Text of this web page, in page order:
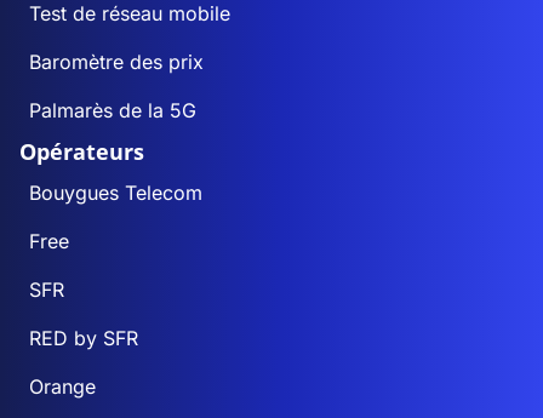
Test de réseau mobile
Baromètre des prix
Palmarès de la 5G
Opérateurs
Bouygues Telecom
Free
SFR
RED by SFR
Orange